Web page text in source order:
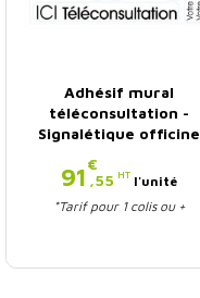
Adhésif mural
téléconsultation -
Signalétique officine
Prix
91€
,55 HT l'unité
*Tarif pour 1 colis ou +